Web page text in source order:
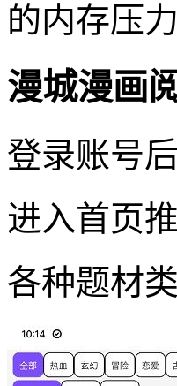
的内存压力
漫城漫画
登录账号后
进入首页
各种题材